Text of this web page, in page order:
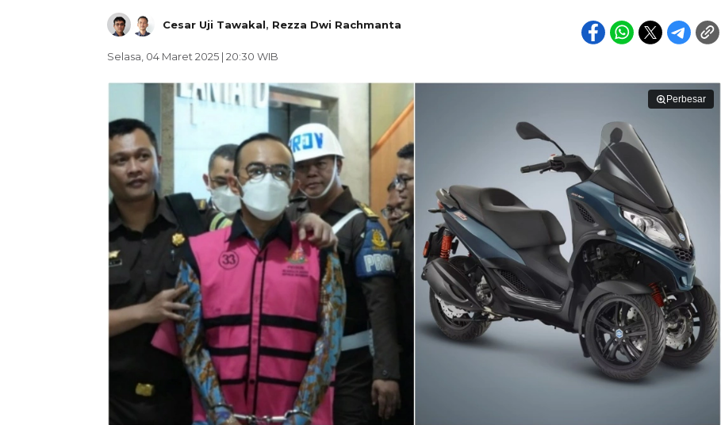
Cesar Uji Tawakal, Rezza Dwi Rachmanta
Selasa, 04 Maret 2025 | 20:30 WIB
Perbesar